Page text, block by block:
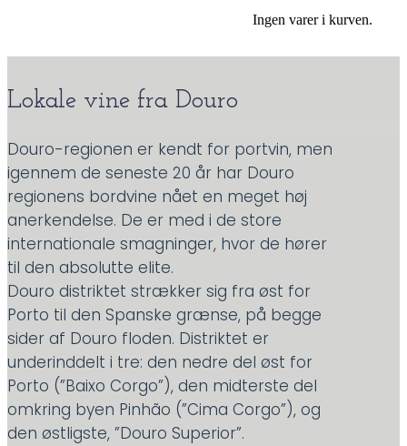
Ingen varer i kurven.
Lokale vine fra Douro
Douro-regionen er kendt for portvin, men
igennem de seneste 20 år har Douro
regionens bordvine nået en meget høj
anerkendelse. De er med i de store
internationale smagninger, hvor de hører
til den absolutte elite.
Douro distriktet strækker sig fra øst for
Porto til den Spanske grænse, på begge
sider af Douro floden. Distriktet er
underinddelt i tre: den nedre del øst for
Porto (”Baixo Corgo”), den midterste del
omkring byen Pinhão (”Cima Corgo”), og
den østligste, ”Douro Superior”.